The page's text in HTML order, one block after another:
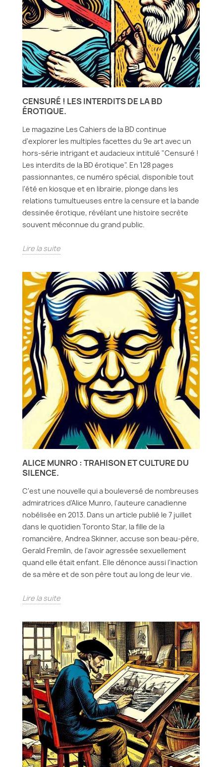
CENSURÉ ! LES INTERDITS DE LA BD
ÉROTIQUE.
Le magazine Les Cahiers de la BD continue
d'explorer les multiples facettes du 9e art avec un
hors-série intrigant et audacieux intitulé "Censuré !
Les interdits de la BD érotique". En 128 pages
passionnantes, ce numéro spécial, disponible tout
l'été en kiosque et en librairie, plonge dans les
relations tumultueuses entre la censure et la bande
dessinée érotique, révélant une histoire secrète
souvent méconnue du grand public.
Lire la suite
ALICE MUNRO : TRAHISON ET CULTURE DU
SILENCE.
C'est une nouvelle qui a bouleversé de nombreuses
admiratrices d'Alice Munro, l'auteure canadienne
nobélisée en 2013. Dans un article publié le 7 juillet
dans le quotidien Toronto Star, la fille de la
romancière, Andrea Skinner, accuse son beau-père,
Gerald Fremlin, de l'avoir agressée sexuellement
quand elle était enfant. Elle dénonce aussi l'inaction
de sa mère et de son père tout au long de leur vie.
Lire la suite